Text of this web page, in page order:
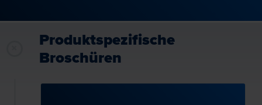
Produktspezifische
Broschüren